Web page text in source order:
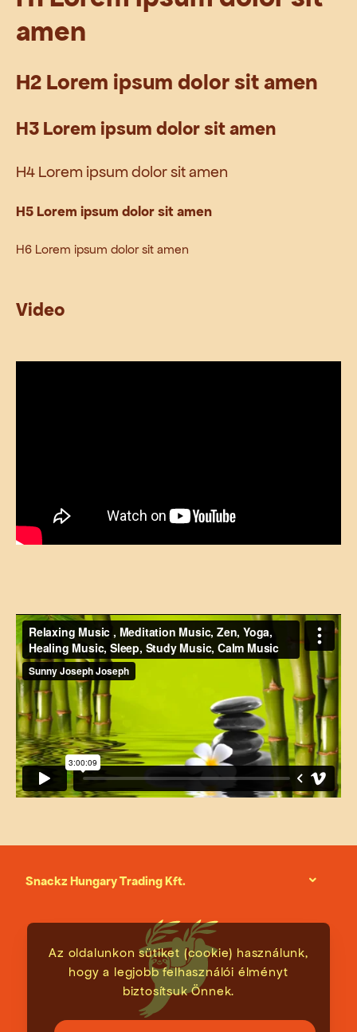
amen
H2 Lorem ipsum dolor sit amen
H3 Lorem ipsum dolor sit amen
H4 Lorem ipsum dolor sit amen
H5 Lorem ipsum dolor sit amen
H6 Lorem ipsum dolor sit amen
Video
Snackz Hungary Trading Kft.
Az oldalunkon sütiket (cookie) használunk,
hogy a legjobb felhasználói élményt
biztosítsuk Önnek.